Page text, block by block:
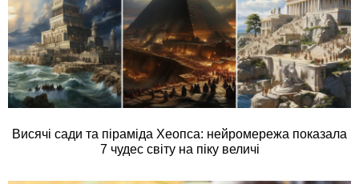
Висячі сади та піраміда Хеопса: нейромережа показала
7 чудес світу на піку величі